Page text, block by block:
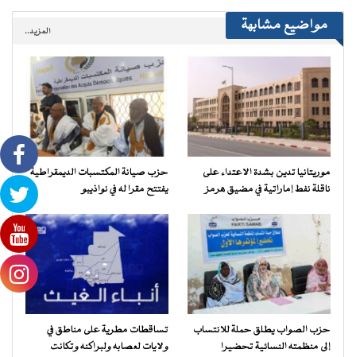
مواضيع مشابهة المزيد..
موريتانيا تدين بشدة الاعتداء على
ناقلة نفط إماراتية في مضيق هرمز
حزب صيانة المكتسبات الديمقراطية
يفتتح مقرا له في نواذيبو
حزب الصواب يطلق حملة للانتساب
إلى منظمته النسائية تحضيرا
تساقطات مطرية على مناطق في
ولايات لعصابه ولبراكنه وتكانت